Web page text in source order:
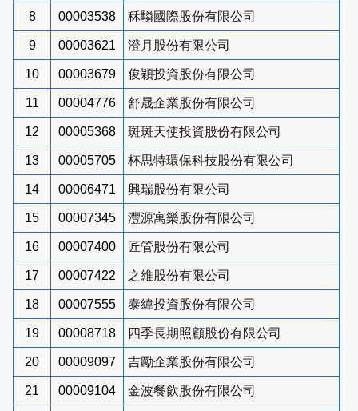
8 00003538 秝驎國際股份有限公司
9 00003621 澄月股份有限公司
10 00003679 俊穎投資股份有限公司
11 00004776 舒晟企業股份有限公司
12 00005368 斑斑天使投資股份有限公司
13 00005705 杯思特環保科技股份有限公司
14 00006471 興瑞股份有限公司
15 00007345 灃源寓樂股份有限公司
16 00007400 匠管股份有限公司
17 00007422 之維股份有限公司
18 00007555 泰緯投資股份有限公司
19 00008718 四季長期照顧股份有限公司
20 00009097 吉勵企業股份有限公司
21 00009104 金波餐飲股份有限公司